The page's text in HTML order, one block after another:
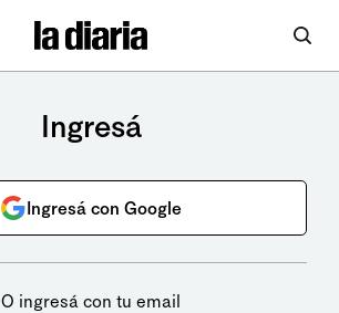
Ingresá
Ingresá con Google
O ingresá con tu email